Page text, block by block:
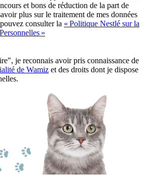
et bons de réduction de la part de
plus sur le traitement de mes données
consulter la « Politique Nestlé sur la
»
je reconnais avoir pris connaissance de
de Wamiz et des droits dont je dispose